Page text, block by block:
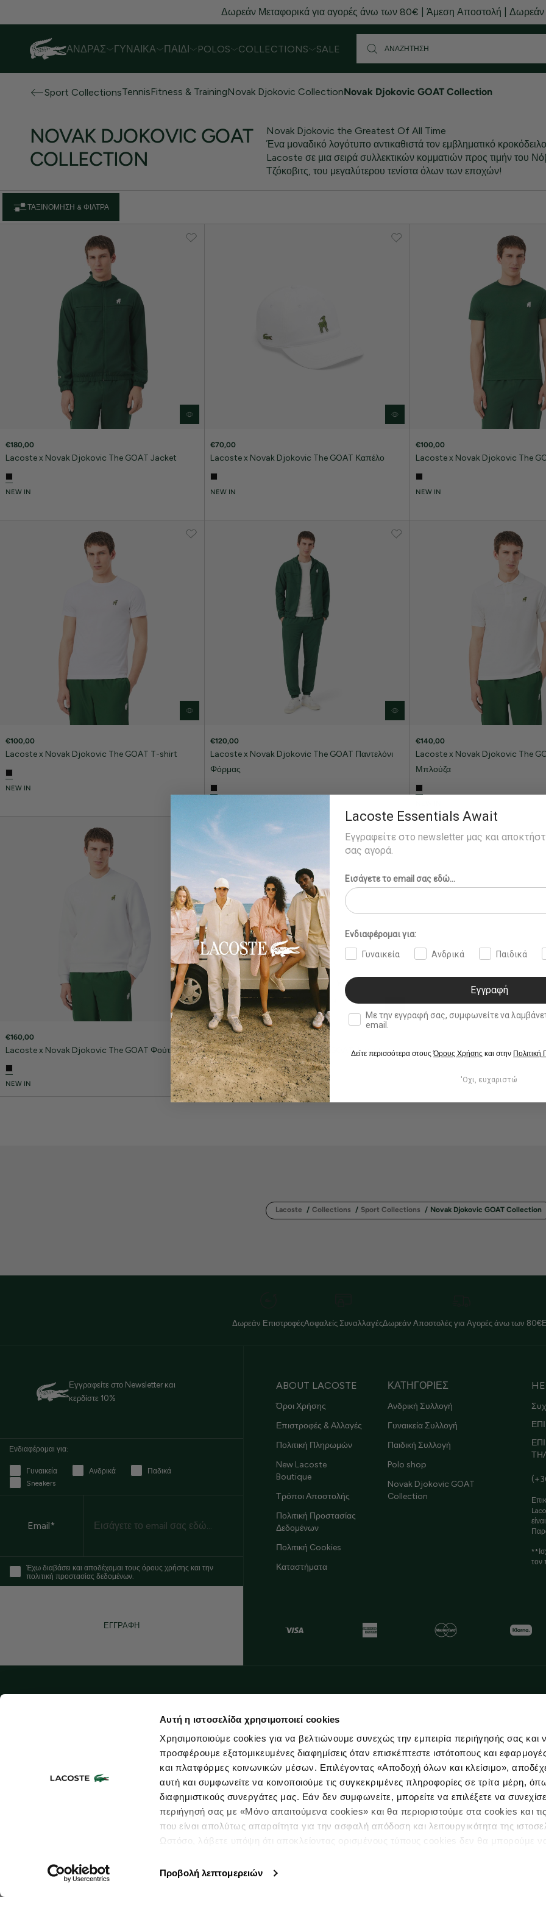
Αυτή η ιστοσελίδα χρησιμοποιεί cookies
Χρησιμοποιούμε cookies για να βελτιώνουμε συνεχώς την εμπειρία περιήγησής σας και
προσφέρουμε εξατομικευμένες διαφημίσεις όταν επισκέπτεστε ιστότοπους και
και πλατφόρμες κοινωνικών μέσων. Επιλέγοντας «Αποδοχή όλων και κλείσιμο»,
αυτή και συμφωνείτε να κοινοποιούμε τις συγκεκριμένες πληροφορίες σε τρίτα μέρη,
διαφημιστικούς συνεργάτες μας. Εάν δεν συμφωνείτε, μπορείτε να επιλέξετε να
περιήγησή σας με «Μόνο απαιτούμενα cookies» και θα περιοριστούμε στα cookies και τις
που είναι απολύτως απαραίτητα για την ασφαλή απόδοση και λειτουργικότητα της
Ωστόσο, λάβετε υπόψη ότι αποκλείοντας ορισμένους τύπους cookies δεν θα μπορούμε
υπηρεσίες και διαφημίσεις. Για να προσαρμόσετε τις επιλογές σας ή να ανακαλέσετε τη
Προβολή λεπτομερειών
Δωρεάν Μεταφορικά για αγορές άνω των 80€ | Άμεση Αποστολή | Δωρεάν
ΆΝΔΡΑΣ ΓΥΝΑΊΚΑ ΠΑΙΔΊ POLOS COLLECTIONS SALE
Sport CollectionsTennisFitness & TrainingNovak Djokovic CollectionNovak Djokovic GOAT Collection
NOVAK DJOKOVIC GOAT
COLLECTION
Novak Djokovic the Greatest Of All Time
Ένα μοναδικό λογότυπο αντικαθιστά τον εμβληματικό
Lacoste σε μια σειρά συλλεκτικών κομματιών προς τιμήν του
Τζόκοβιτς, του μεγαλύτερου τενίστα όλων των εποχών!
ΤΑΞΙΝΌΜΗΣΗ & ΦΊΛΤΡΑ
€180,00
Lacoste x Novak Djokovic The GOAT Jacket
NEW IN
€70,00
Lacoste x Novak Djokovic The GOAT Καπέλο
NEW IN
€100,00
Lacoste x Novak Djokovic The
NEW IN
€100,00
Lacoste x Novak Djokovic The GOAT T-shirt
NEW IN
€120,00
Lacoste x Novak Djokovic The GOAT Παντελόνι
Φόρμας
€140,00
Lacoste x Novak Djokovic The
Μπλούζα
€160,00
Lacoste x Novak Djokovic The GOAT Φούτερ
NEW IN
€210,00
Lacoste x Novak Djokovic The GOAT Jacket
NEW IN
Lacoste / Collections / Sport Collections / Novak Djokovic GOAT Collection
Δωρεάν ΕπιστροφέςΑσφαλείς ΣυναλλαγέςΔωρεάν Αποστολές για Αγορές άνω των 80€
Εγγραφείτε στο Newsletter και
κερδίστε 10%
Ενδιαφέρομαι για:
Γυναικεία Ανδρικά
Παδικά
Sneakers
Email*
Έχω διαβάσει και αποδέχομαι τους όρους χρήσης και την
πολιτική προστασίας δεδομένων.
ΕΓΓΡΑΦΗ
ABOUT LACOSTE
Όροι Χρήσης
Επιστροφές & Αλλαγές
Πολιτική Πληρωμών
New Lacoste
Boutique
Τρόποι Αποστολής
Πολιτική Προστασίας
Δεδομένων
Πολιτική Cookies
Καταστήματα
ΚΑΤΗΓΟΡΙΕΣ
Ανδρική Συλλογή
Γυναικεία Συλλογή
Παιδική Συλλογή
Polo shop
Novak Djokovic GOAT
Collection
τον
Χάρτης ιστοτόπου
Lacoste Essentials Await
Εγγραφείτε στο newsletter μας και
σας αγορά.
Εισάγετε το email σας εδώ...
Ενδιαφέρομαι για:
Γυναικεία Ανδρικά Παιδικά
Εγγραφή
double opt in
Με την εγγραφή σας, συμφωνείτε να λαμβάνετε
email.
Δείτε περισσότερα στουςΌρους Χρήσης και στην
'Οχι, ευχαριστώ